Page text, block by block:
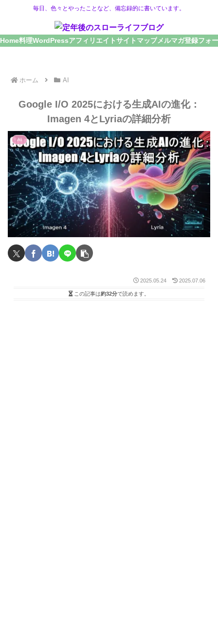
毎日、色々とやったことなど、備忘録的に書いています。
Home料理WordPressアフィリエイトサイトマップメルマガ登録フォ
ホーム AI
Google I/O 2025における生成AIの進化：
Imagen 4とLyriaの詳細分析
AI
2025.05.24 2025.07.06
この記事は約32分で読めます。